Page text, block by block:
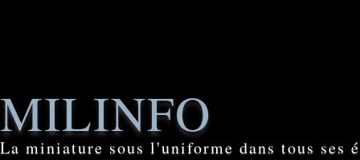
MILINFO
La miniature sous l'uniforme dans tous ses